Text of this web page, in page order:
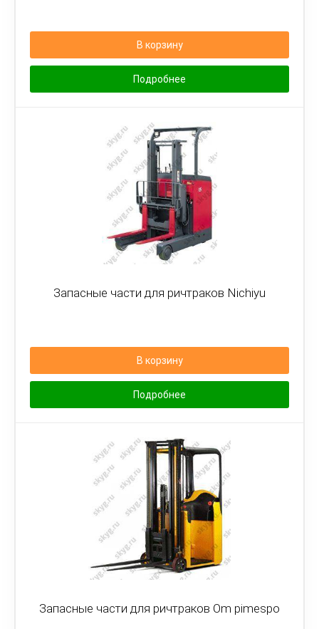
В корзину
Подробнее
Запасные части для ричтраков Nichiyu
В корзину
Подробнее
Запасные части для ричтраков Om pimespo